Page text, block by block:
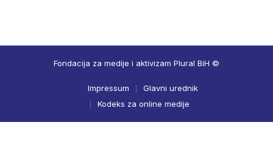
Fondacija za medije i aktivizam Plural BiH ©
Impressum
Glavni urednik
Kodeks za online medije